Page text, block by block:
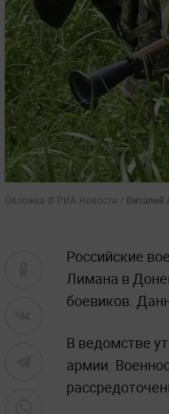
Обложка © РИА Новости / Виталий
Российские
Лимана в
боевиков.
В ведомстве
армии.